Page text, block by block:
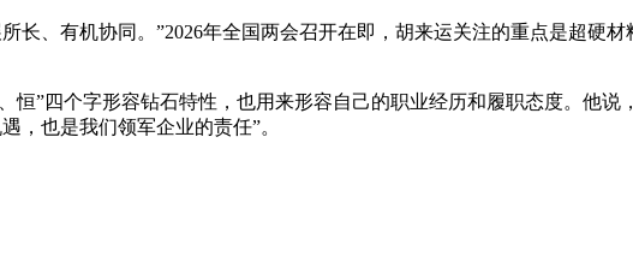
、有机协同。”2026年全国两会召开在即，胡来运关注的重点是超硬
”四个字形容钻石特性，也用来形容自己的职业经历和履职态度。他说
，也是我们领军企业的责任”。